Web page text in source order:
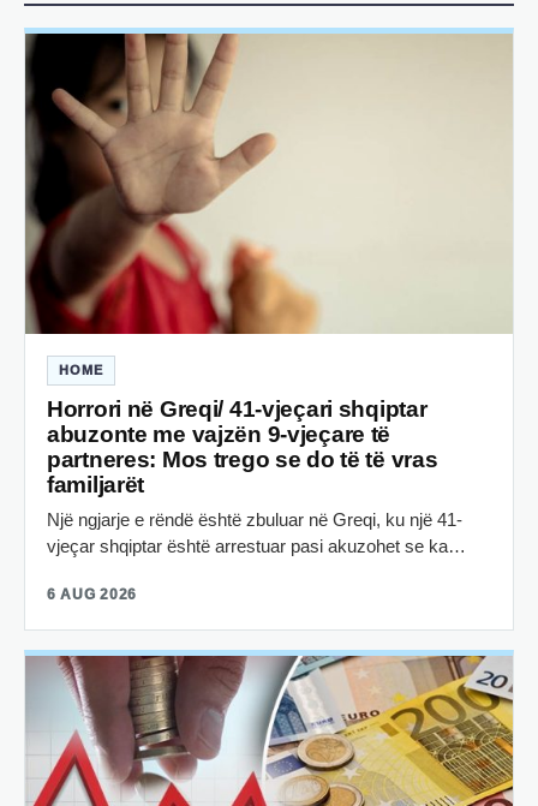
HOME
Horrori në Greqi/ 41-vjeçari shqiptar
abuzonte me vajzën 9-vjeçare të
partneres: Mos trego se do të të vras
familjarët
Një ngjarje e rëndë është zbuluar në Greqi, ku një 41-
vjeçar shqiptar është arrestuar pasi akuzohet se ka…
6 AUG 2026